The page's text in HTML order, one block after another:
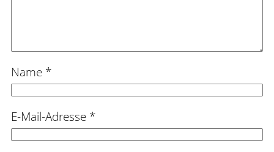
Name *
E-Mail-Adresse *